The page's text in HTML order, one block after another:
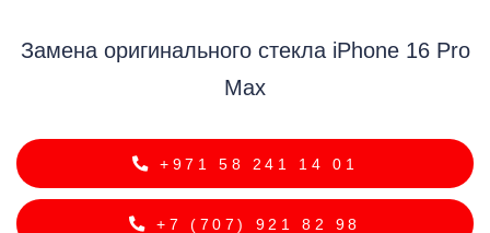
Замена оригинального стекла iPhone 16 Pro
Max
+971 58 241 14 01
+7 (707) 921 82 98